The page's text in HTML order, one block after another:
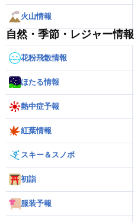
火山情報
自然・季節・レジャー情報
花粉飛散情報
ほたる情報
熱中症予報
紅葉情報
スキー＆スノボ
初詣
服装予報